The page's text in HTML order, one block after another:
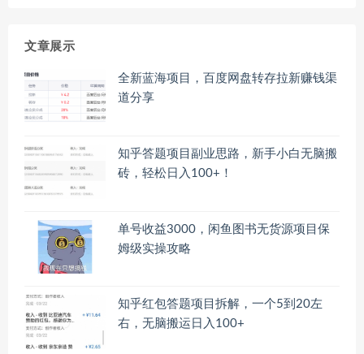
文章展示
全新蓝海项目，百度网盘转存拉新赚钱渠
道分享
知乎答题项目副业思路，新手小白无脑搬
砖，轻松日入100+！
单号收益3000，闲鱼图书无货源项目保
姆级实操攻略
知乎红包答题项目拆解，一个5到20左
右，无脑搬运日入100+